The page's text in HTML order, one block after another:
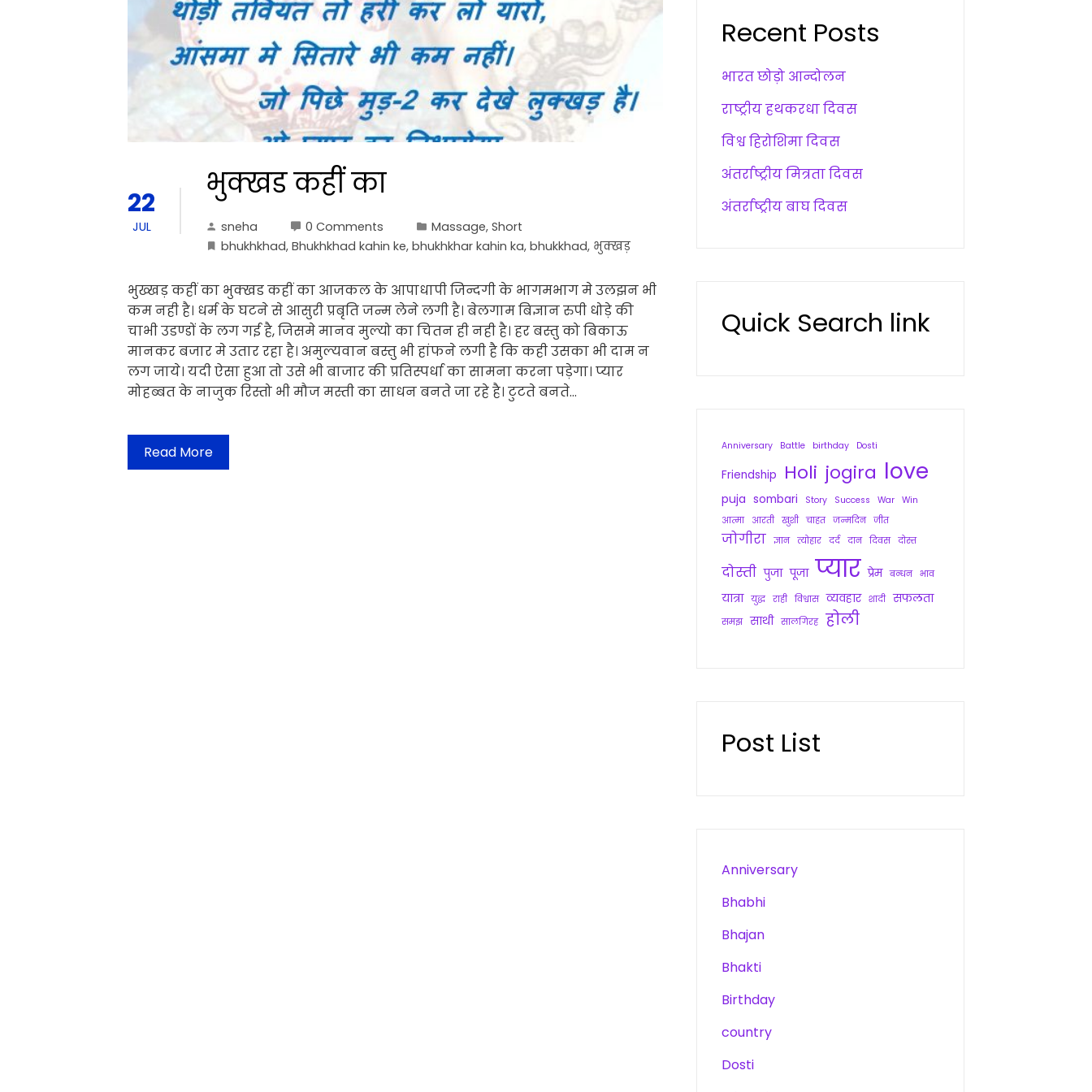
22
JUL
भुक्खड कहीं का
sneha 0 Comments Massage, Short
bhukhkhad, Bhukhkhad kahin ke, bhukhkhar kahin ka, bhukkhad, भुक्खड़
भुख्खड़ कहीं का भुक्खड कहीं का आजकल के आपाधापी जिन्दगी के भागमभाग मे उलझन भी
कम नही है। धर्म के घटने से आसुरी प्रबृति जन्म लेने लगी है। बेलगाम बिज्ञान रुपी धोड़े की
चाभी उडण्डों के लग गई है, जिसमे मानव मुल्यो का चितन ही नही है। हर बस्तु को बिकाऊ
मानकर बजार मे उतार रहा है। अमुल्यवान बस्तु भी हांफने लगी है कि कही उसका भी दाम न
लग जाये। यदी ऐसा हुआ तो उसे भी बाजार की प्रतिस्पर्धा का सामना करना पड़ेगा। प्यार
मोहब्बत के नाजुक रिस्तो भी मौज मस्ती का साधन बनते जा रहे है। टुटते बनते…
Read More
Recent Posts
भारत छोड़ो आन्दोलन
राष्ट्रीय हथकरधा दिवस
विश्व हिरोशिमा दिवस
अंतर्राष्ट्रीय मित्रता दिवस
अंतर्राष्ट्रीय बाघ दिवस
Quick Search link
Anniversary Battle birthday Dosti
Friendship Holi jogira love
puja sombari Story Success War
Win
आत्मा
आरती खुशी चाहत जन्मदिन जीत
जोगीरा ज्ञान त्योहार दर्द दान दिवस दोस्त
दोस्ती पुजा पूजा प्यार प्रेम बन्धन भाव
यात्रा युद्ध राही विश्वास व्यवहार शादी सफलता
समझ साथी सालगिरह होली
Post List
Anniversary
Bhabhi
Bhajan
Bhakti
Birthday
country
Dosti